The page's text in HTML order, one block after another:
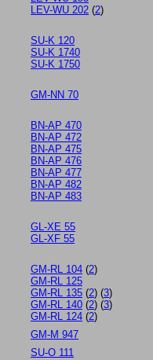
LEV-WU 202 (2)
SU-K 120
SU-K 1740
SU-K 1750
GM-NN 70
BN-AP 470
BN-AP 472
BN-AP 475
BN-AP 476
BN-AP 477
BN-AP 482
BN-AP 483
GL-XE 55
GL-XF 55
GM-RL 104 (2)
GM-RL 125
GM-RL 135 (2) (3)
GM-RL 140 (2) (3)
GM-RL 124 (2)
GM-M 947
SU-O 111